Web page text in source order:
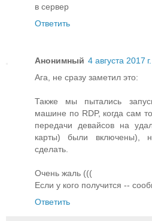
в сервер
Ответить
Анонимный 4 августа 2017
Ага, не сразу заметил это:
Также мы пытались
машине по RDP, когда сам
передачи девайсов на
карты) были включены),
сделать.
Очень жаль (((
Если у кого получится --
Ответить